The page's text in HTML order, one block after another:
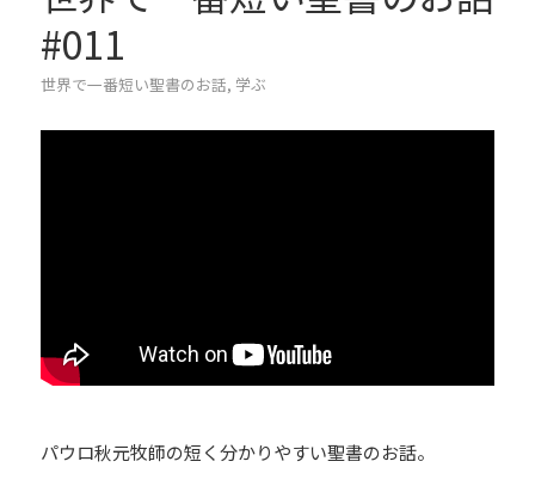
#011
世界で一番短い聖書のお話, 学ぶ
パウロ秋元牧師の短く分かりやすい聖書のお話。